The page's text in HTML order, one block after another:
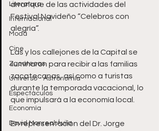
Literatura
Internacional
Moda
Cine
Zacatecas
Universo - Astronomía
Espectáculos
Economía
David Monreal Ávila
arranque de las actividades del
Festival Navideño “Celebros con
alegría”.
Las y los callejones de la Capital se
iluminaron para recibir a las familias
zacatecanas, así como a turistas
durante la temporada vacacional, lo
que impulsará a la economía local.
En representación del Dr. Jorge